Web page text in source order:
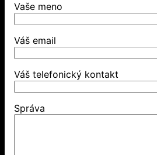
Vaše meno
Váš email
Váš telefonický kontakt
Správa